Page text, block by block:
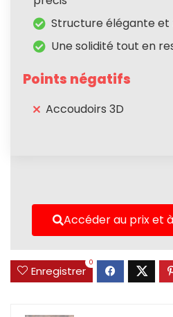
Structure élégante et
Une solidité tout en
Points négatifs
Accoudoirs 3D
Accéder au prix et
Enregistrer
0